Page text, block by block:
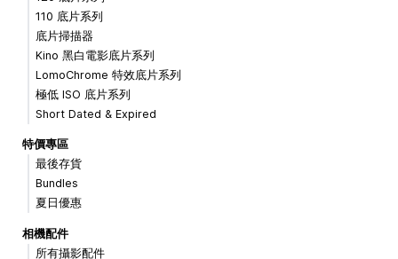
110 底片系列
底片掃描器
Kino 黑白電影底片系列
LomoChrome 特效底片系列
極低 ISO 底片系列
Short Dated & Expired
特價專區
最後存貨
Bundles
夏日優惠
相機配件
所有攝影配件